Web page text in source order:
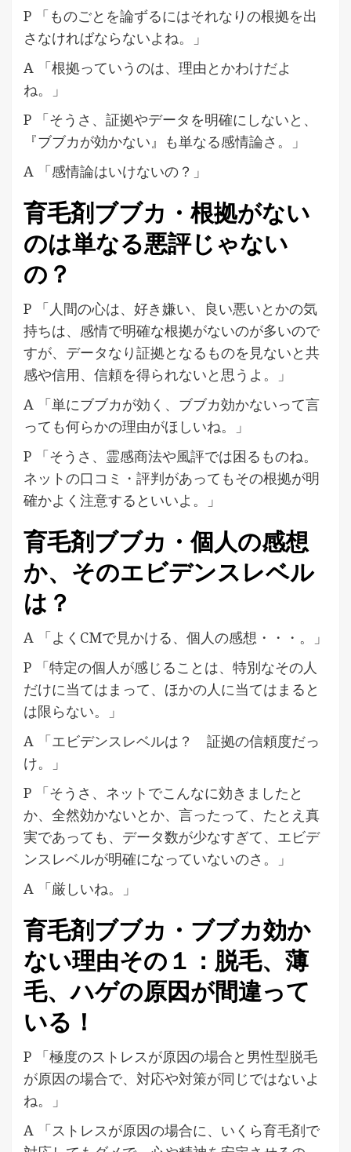
P 「ものごとを論ずるにはそれなりの根拠を出
さなければならないよね。」
A 「根拠っていうのは、理由とかわけだよ
ね。」
P 「そうさ、証拠やデータを明確にしないと、
『ブブカが効かない』も単なる感情論さ。」
A 「感情論はいけないの？」
育毛剤ブブカ・根拠がない
のは単なる悪評じゃない
の？
P 「人間の心は、好き嫌い、良い悪いとかの気
持ちは、感情で明確な根拠がないのが多いので
すが、データなり証拠となるものを見ないと共
感や信用、信頼を得られないと思うよ。」
A 「単にブブカが効く、ブブカ効かないって言
っても何らかの理由がほしいね。」
P 「そうさ、霊感商法や風評では困るものね。
ネットの口コミ・評判があってもその根拠が明
確かよく注意するといいよ。」
育毛剤ブブカ・個人の感想
か、そのエビデンスレベル
は？
A 「よくCMで見かける、個人の感想・・・。」
P 「特定の個人が感じることは、特別なその人
だけに当てはまって、ほかの人に当てはまると
は限らない。」
A 「エビデンスレベルは？ 証拠の信頼度だっ
け。」
P 「そうさ、ネットでこんなに効きましたと
か、全然効かないとか、言ったって、たとえ真
実であっても、データ数が少なすぎて、エビデ
ンスレベルが明確になっていないのさ。」
A 「厳しいね。」
育毛剤ブブカ・ブブカ効か
ない理由その１：脱毛、薄
毛、ハゲの原因が間違って
いる！
P 「極度のストレスが原因の場合と男性型脱毛
が原因の場合で、対応や対策が同じではないよ
ね。」
A 「ストレスが原因の場合に、いくら育毛剤で